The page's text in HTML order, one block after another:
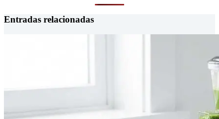
Entradas relacionadas